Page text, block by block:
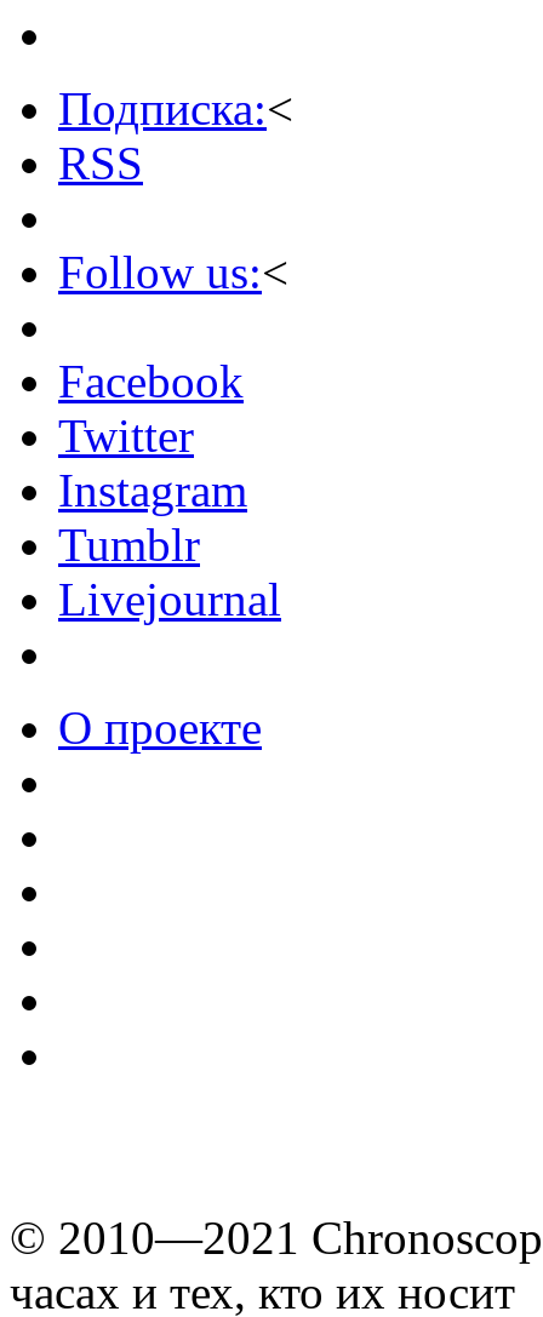
Подписка:<
RSS
Follow us:<
Facebook
Twitter
Instagram
Tumblr
Livejournal
О проекте
© 2010—2021
часах и тех, кто их носит